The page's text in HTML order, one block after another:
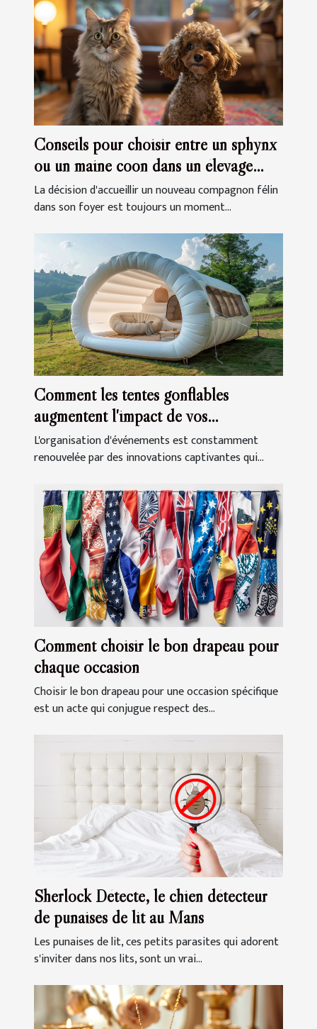
Conseils pour choisir entre un sphynx
ou un maine coon dans un élevage
familial
La décision d'accueillir un nouveau compagnon félin
dans son foyer est toujours un moment...
Comment les tentes gonflables
augmentent l'impact de vos
événements
L'organisation d'événements est constamment
renouvelée par des innovations captivantes qui...
Comment choisir le bon drapeau pour
chaque occasion
Choisir le bon drapeau pour une occasion spécifique
est un acte qui conjugue respect des...
Sherlock Détecte, le chien détecteur
de punaises de lit au Mans
Les punaises de lit, ces petits parasites qui adorent
s'inviter dans nos lits, sont un vrai...